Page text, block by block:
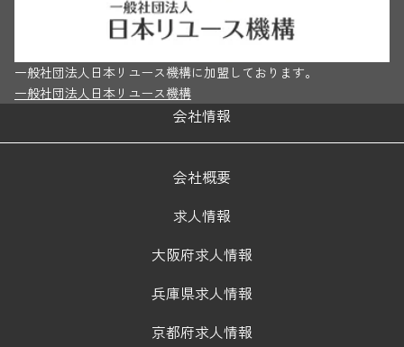
一般社団法人日本リユース機構に加盟しております。
一般社団法人日本リユース機構
会社情報
会社概要
求人情報
大阪府求人情報
兵庫県求人情報
京都府求人情報